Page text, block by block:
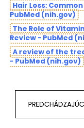
Hair Loss:
PubMed (nih.gov)
The Role of
Review - PubMed
A review of the
- PubMed (nih.gov)